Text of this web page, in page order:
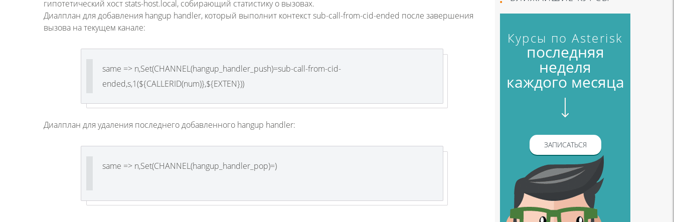
гипотетический хост stats-host.local, собирающий статистику о вызовах.
Диалплан для добавления hangup handler, который выполнит контекст sub-call-from-cid-ended после завершения
вызова на текущем канале:
same => n,Set(CHANNEL(hangup_handler_push)=sub-call-from-cid-
ended,s,1(${CALLERID(num)},${EXTEN}))
Диалплан для удаления последнего добавленного hangup handler:
same => n,Set(CHANNEL(hangup_handler_pop)=)
Курсы по Asterisk
последняя
неделя
каждого месяца
ЗАПИСАТЬСЯ